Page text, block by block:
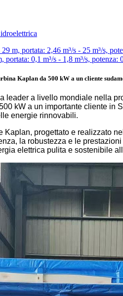
Kaplan da 500 kW a un cliente
leader a livello mondiale nella
kW a un importante cliente in
energie rinnovabili.
Kaplan, progettato e realizzato
la robustezza e le
elettrica pulita e sostenibile